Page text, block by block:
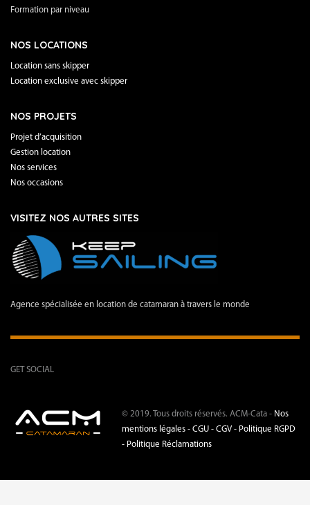
Formation par niveau
NOS LOCATIONS
Location sans skipper
Location exclusive avec skipper
NOS PROJETS
Projet d’acquisition
Gestion location
Nos services
Nos occasions
VISITEZ NOS AUTRES SITES
Agence spécialisée en location de catamaran à travers le monde
GET SOCIAL
© 2019. Tous droits réservés. ACM-Cata - Nos
mentions légales - CGU - CGV - Politique RGPD
- Politique Réclamations